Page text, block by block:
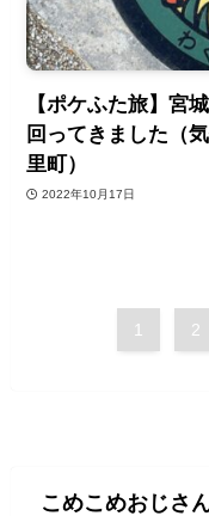
【ポケふた旅】宮
回ってきました（
里町）
2022年10月17日
1 2
こめこめおじさ